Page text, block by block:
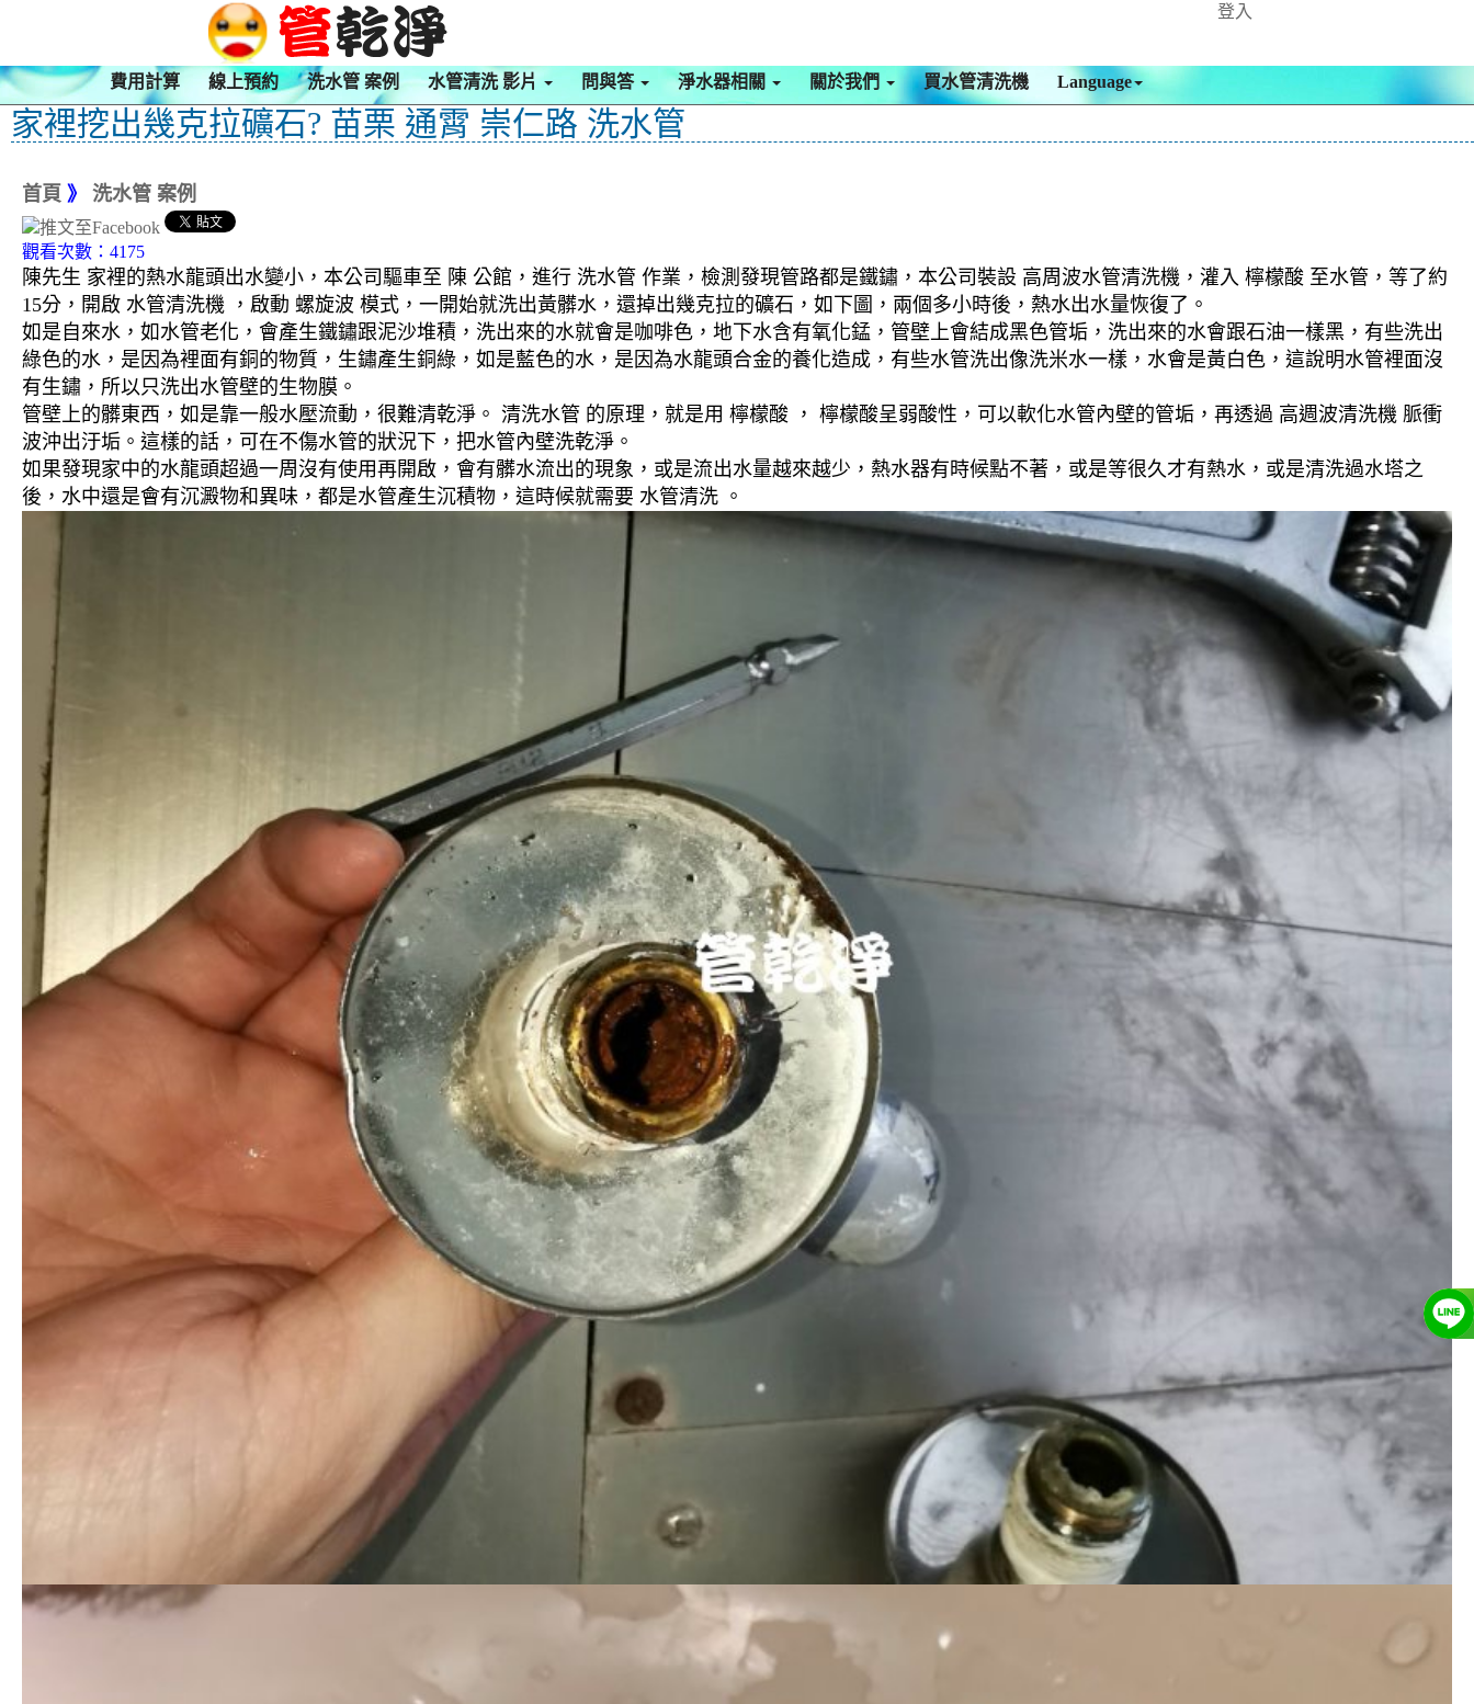
登入
費用計算 線上預約 洗水管 案例 水管清洗 影片 問與答 淨水器相關 關於我們 買水管清洗機 Language
家裡挖出幾克拉礦石? 苗栗 通霄 崇仁路 洗水管
首頁 》 洗水管 案例
觀看次數：4175
陳先生 家裡的熱水龍頭出水變小，本公司驅車至 陳 公館，進行 洗水管 作業，檢測發現管路都是鐵鏽，本公司裝設 高周波水管清洗機，灌入 檸檬酸 至水管，等了約
15分，開啟 水管清洗機 ，啟動 螺旋波 模式，一開始就洗出黃髒水，還掉出幾克拉的礦石，如下圖，兩個多小時後，熱水出水量恢復了。
如是自來水，如水管老化，會產生鐵鏽跟泥沙堆積，洗出來的水就會是咖啡色，地下水含有氧化錳，管壁上會結成黑色管垢，洗出來的水會跟石油一樣黑，有些洗出
綠色的水，是因為裡面有銅的物質，生鏽產生銅綠，如是藍色的水，是因為水龍頭合金的養化造成，有些水管洗出像洗米水一樣，水會是黃白色，這說明水管裡面沒
有生鏽，所以只洗出水管壁的生物膜。
管壁上的髒東西，如是靠一般水壓流動，很難清乾淨。 清洗水管 的原理，就是用 檸檬酸 ， 檸檬酸呈弱酸性，可以軟化水管內壁的管垢，再透過 高週波清洗機 脈衝
波沖出汙垢。這樣的話，可在不傷水管的狀況下，把水管內壁洗乾淨。
如果發現家中的水龍頭超過一周沒有使用再開啟，會有髒水流出的現象，或是流出水量越來越少，熱水器有時候點不著，或是等很久才有熱水，或是清洗過水塔之
後，水中還是會有沉澱物和異味，都是水管產生沉積物，這時候就需要 水管清洗 。